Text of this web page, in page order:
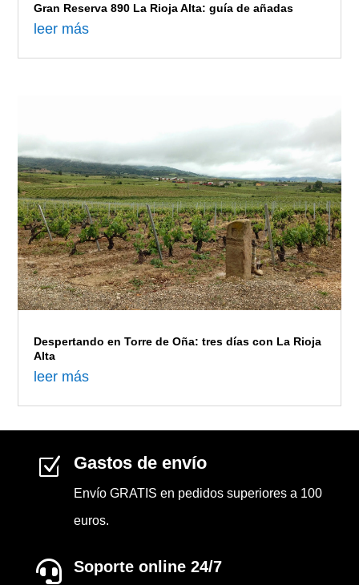
Gran Reserva 890 La Rioja Alta: guía de añadas
leer más
Despertando en Torre de Oña: tres días con La Rioja
Alta
leer más
Z Gastos de envío
Envío GRATIS en pedidos superiores a 100
euros.
 Soporte online 24/7